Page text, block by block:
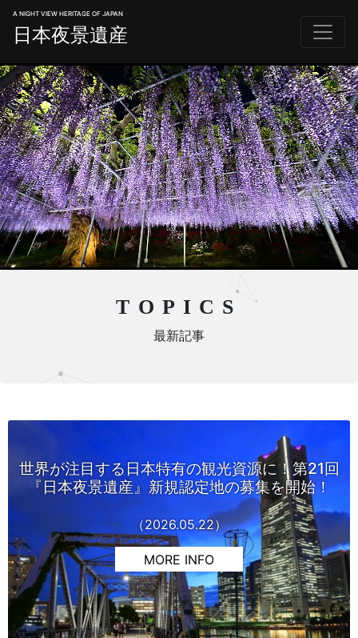
A NIGHT VIEW HERITAGE OF JAPAN
日本夜景遺産
TOPICS
最新記事
世界が注目する日本特有の観光資源に！第21回
『日本夜景遺産』新規認定地の募集を開始！
（2026.05.22）
MORE INFO